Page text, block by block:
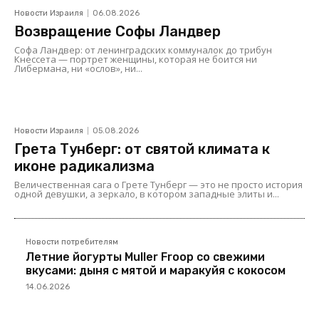
Новости Израиля 06.08.2026
Возвращение Софы Ландвер
Софа Ландвер: от ленинградских коммуналок до трибун
Кнессета — портрет женщины, которая не боится ни
Либермана, ни «ослов», ни...
Новости Израиля 05.08.2026
Грета Тунберг: от святой климата к
иконе радикализма
Величественная сага о Грете Тунберг — это не просто история
одной девушки, а зеркало, в котором западные элиты и...
Новости потребителям
Летние йогурты Muller Froop со свежими
вкусами: дыня с мятой и маракуйя с кокосом
14.06.2026